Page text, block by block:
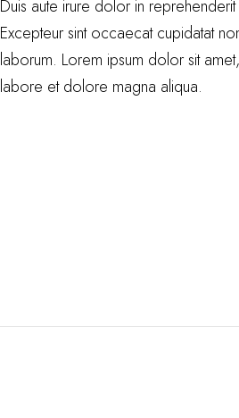
Duis aute irure dolor in
Excepteur sint occaecat cupidatat
laborum. Lorem ipsum dolor sit
labore et dolore magna aliqua.